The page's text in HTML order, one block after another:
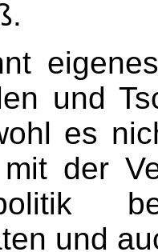
und
es
der
und